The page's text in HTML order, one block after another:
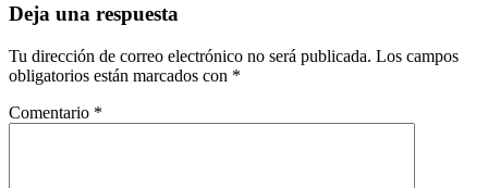
Deja una respuesta
Tu dirección de correo electrónico no será publicada. Los campos
obligatorios están marcados con *
Comentario *